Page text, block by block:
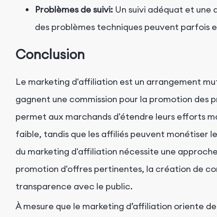
Problèmes de suivi: Un suivi adéquat et une
des problèmes techniques peuvent parfois
Conclusion
Le marketing d'affiliation est un arrangement
gagnent une commission pour la promotion des
permet aux marchands d'étendre leurs efforts
faible, tandis que les affiliés peuvent monétiser
du marketing d'affiliation nécessite une
promotion d'offres pertinentes, la création de
transparence avec le public.
À mesure que le marketing d’affiliation oriente